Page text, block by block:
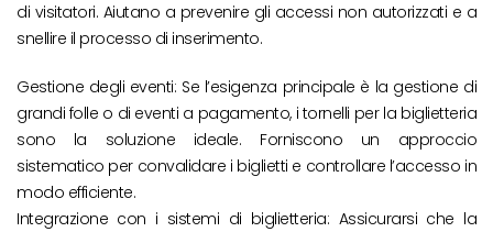
di visitatori. Aiutano a prevenire gli accessi non autorizzati e a
snellire il processo di inserimento.
Gestione degli eventi: Se l’esigenza principale è la gestione di
grandi folle o di eventi a pagamento, i tornelli per la biglietteria
sono la soluzione ideale. Forniscono un approccio
sistematico per convalidare i biglietti e controllare l’accesso in
modo efficiente.
Integrazione con i sistemi di biglietteria: Assicurarsi che la